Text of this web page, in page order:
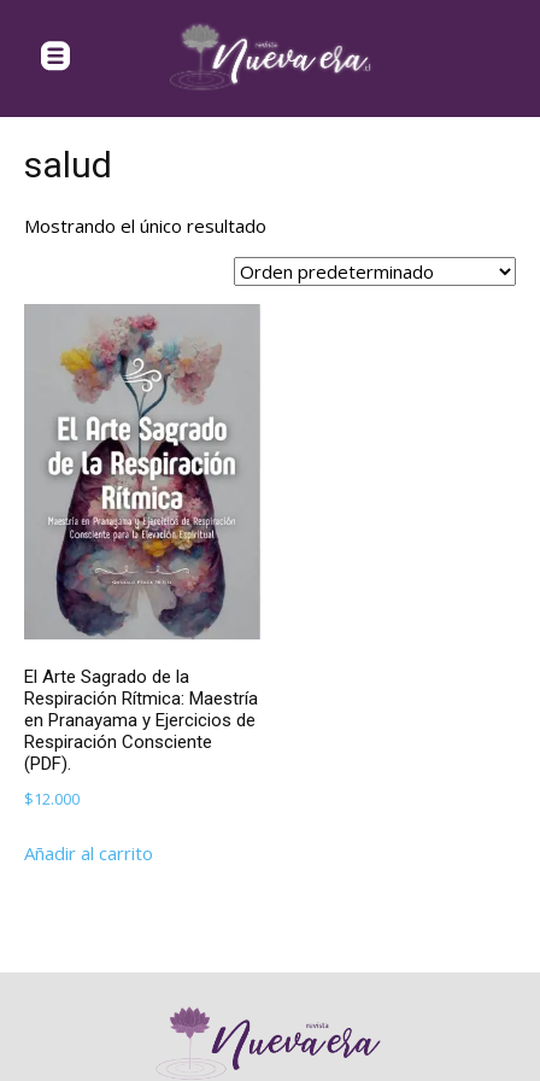
salud
Mostrando el único resultado
El Arte Sagrado de la
Respiración Rítmica: Maestría
en Pranayama y Ejercicios de
Respiración Consciente
(PDF).
$12.000
Añadir al carrito